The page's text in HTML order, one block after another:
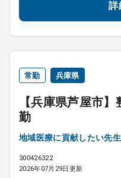
詳
常勤 兵庫県
【兵庫県芦屋市
勤
地域医療に貢献したい先
300426322
2026年07月29日更新